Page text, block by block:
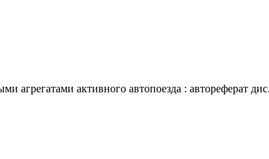
агрегатами активного автопоезда : автореферат